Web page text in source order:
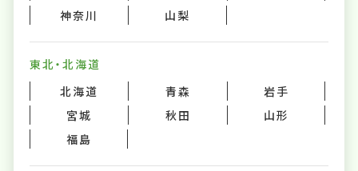
神奈川
山梨
東北・北海道
北海道
青森
岩手
宮城
秋田
山形
福島